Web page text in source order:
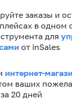
заказы и
в одном
для
от inSales
интернет-
ваших
20 дней